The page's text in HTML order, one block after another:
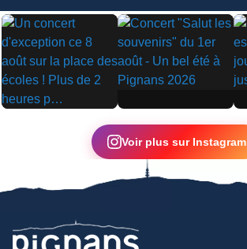
▶
▶ ▶
Voir plus sur Instagram